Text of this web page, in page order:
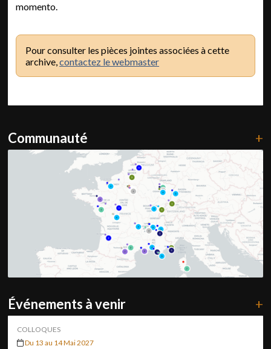
momento.
Pour consulter les pièces jointes associées à cette
archive,contactez le webmaster
Communauté +
Événements à venir +
COLLOQUES
Du 13 au 14 Mai 2027